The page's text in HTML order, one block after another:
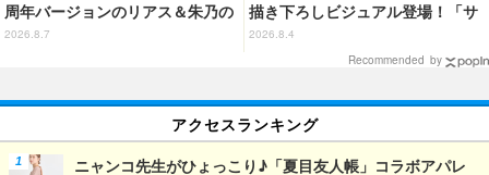
周年バージョンのリアス＆朱乃の
フィギュアがリニューアルパッケ
2026.8.7
描き下ろしビジュアル登場！「サ
ンシャインシティプリンスホテ
ル」コラボ開催
2026.8.4
Recommended by
アクセスランキング
ニャンコ先生がひょっこり♪「夏目友人帳」コラボアパレ